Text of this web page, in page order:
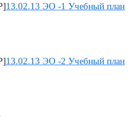
13.02.13 ЭО -1 Учебный план
13.02.13 ЭО -2 Учебный план